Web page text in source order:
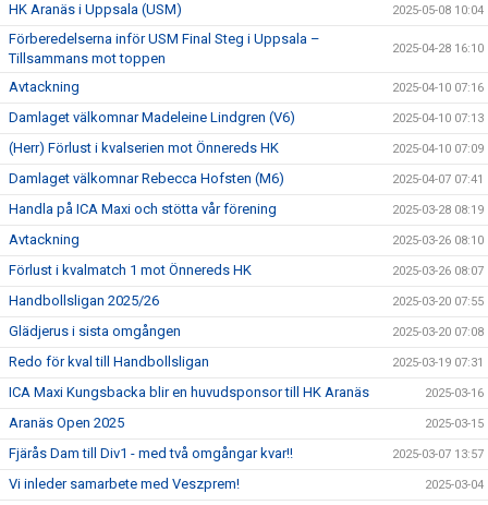
HK Aranäs i Uppsala (USM) 2025-05-08 10:04
Förberedelserna inför USM Final Steg i Uppsala –
Tillsammans mot toppen
2025-04-28 16:10
Avtackning 2025-04-10 07:16
Damlaget välkomnar Madeleine Lindgren (V6) 2025-04-10 07:13
(Herr) Förlust i kvalserien mot Önnereds HK 2025-04-10 07:09
Damlaget välkomnar Rebecca Hofsten (M6) 2025-04-07 07:41
Handla på ICA Maxi och stötta vår förening 2025-03-28 08:19
Avtackning 2025-03-26 08:10
Förlust i kvalmatch 1 mot Önnereds HK 2025-03-26 08:07
Handbollsligan 2025/26 2025-03-20 07:55
Glädjerus i sista omgången 2025-03-20 07:08
Redo för kval till Handbollsligan 2025-03-19 07:31
ICA Maxi Kungsbacka blir en huvudsponsor till HK Aranäs 2025-03-16
Aranäs Open 2025 2025-03-15
Fjärås Dam till Div1 - med två omgångar kvar!! 2025-03-07 13:57
Vi inleder samarbete med Veszprem! 2025-03-04